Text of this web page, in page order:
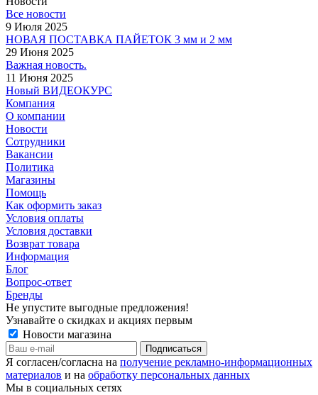
Все новости
9 Июля 2025
НОВАЯ ПОСТАВКА ПАЙЕТОК 3 мм и 2 мм
29 Июня 2025
Важная новость.
11 Июня 2025
Новый ВИДЕОКУРС
Компания
О компании
Новости
Сотрудники
Вакансии
Политика
Магазины
Помощь
Как оформить заказ
Условия оплаты
Условия доставки
Возврат товара
Информация
Блог
Вопрос-ответ
Бренды
Не упустите выгодные предложения!
Узнавайте о скидках и акциях первым
Новости магазина
Я согласен/согласна на получение рекламно-информационных
материалов и на обработку персональных данных
Мы в социальных сетях